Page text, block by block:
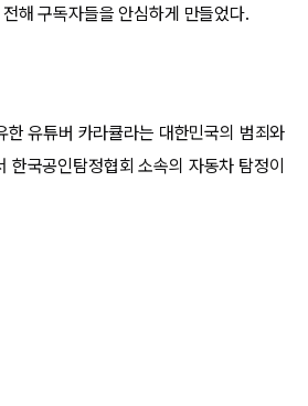
해 구독자들을 안심하게 만들었다.
유튜버 카라큘라는 대한민국의 범죄와
한국공인탐정협회 소속의 자동차 탐정이